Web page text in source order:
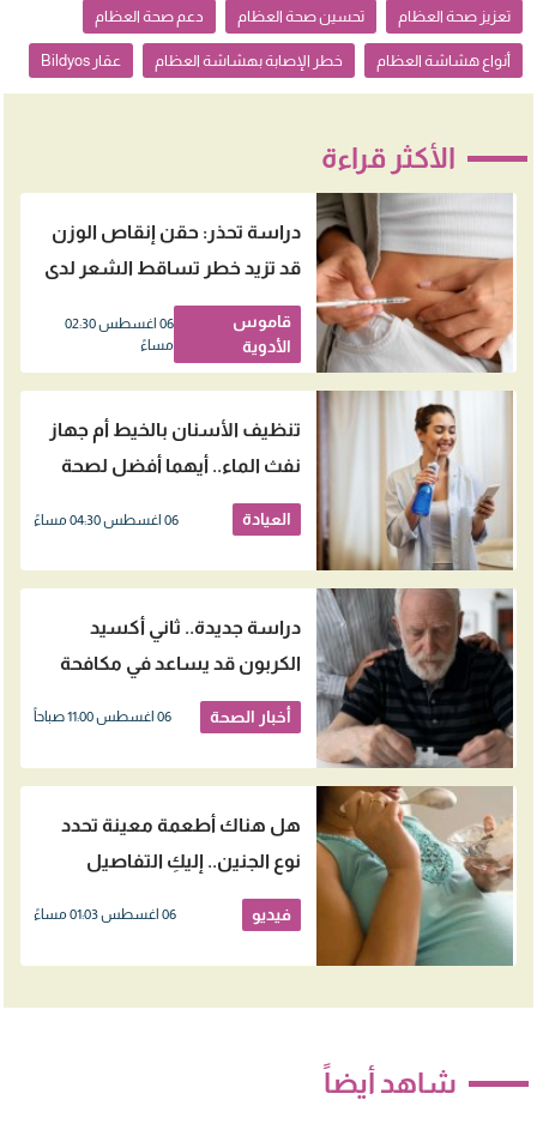
تعزيز صحة العظام تحسين صحة العظام دعم صحة العظام
أنواع هشاشة العظام خطر الإصابة بهشاشة العظام عقار Bildyos
الأكثر قراءة
دراسة تحذر: حقن إنقاص الوزن
قد تزيد خطر تساقط الشعر لدى
النساء
قاموس
الأدوية
06 اغسطس 02:30
مساءً
تنظيف الأسنان بالخيط أم جهاز
نفث الماء.. أيهما أفضل لصحة
اللثة؟
العيادة 06 اغسطس 04:30 مساءً
دراسة جديدة.. ثاني أكسيد
الكربون قد يساعد في مكافحة
الزهايمر
أخبار الصحة 06 اغسطس 11:00 صباحاً
هل هناك أطعمة معينة تحدد
نوع الجنين.. إليكِ التفاصيل
فيديو 06 اغسطس 01:03 مساءً
شاهد أيضاً